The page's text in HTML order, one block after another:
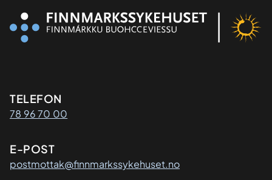
Kontaktinformasjon
TELEFON
78 96 70 00
E-POST
postmottak@finnmarkssykehuset.no